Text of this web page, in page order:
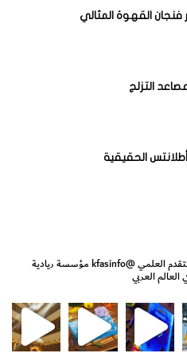
القهوة المثالي
التزلج
الحقيقية
العلمي@kfasinfo مؤسسة ريادية
العالم العربي
بعيد! مجهزين لكم كل جديد!⁩